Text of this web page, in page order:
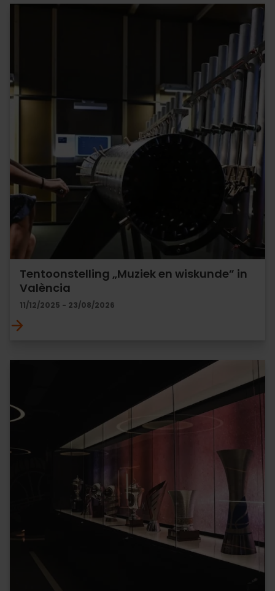
Tentoonstelling „Muziek en wiskunde” in
València
11/12/2025 - 23/08/2026